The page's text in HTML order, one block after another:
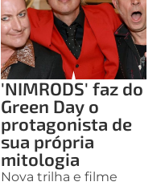
'NIMRODS' faz do
Green Day o
protagonista de
sua própria
mitologia
Nova trilha e filme